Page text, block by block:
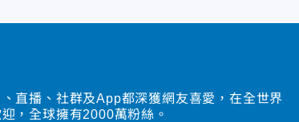
直播、社群及App都深獲網友喜愛，在全世界
，全球擁有2000萬粉絲。